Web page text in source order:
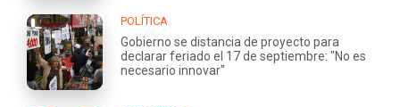
POLÍTICA
Gobierno se distancia de proyecto para
declarar feriado el 17 de septiembre: "No es
necesario innovar"